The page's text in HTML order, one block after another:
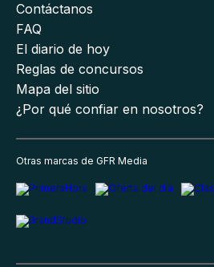
Contáctanos
FAQ
El diario de hoy
Reglas de concursos
Mapa del sitio
¿Por qué confiar en nosotros?
Otras marcas de GFR Media